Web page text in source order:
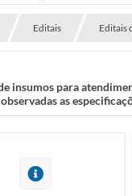
Editais Editais
insumos para
as